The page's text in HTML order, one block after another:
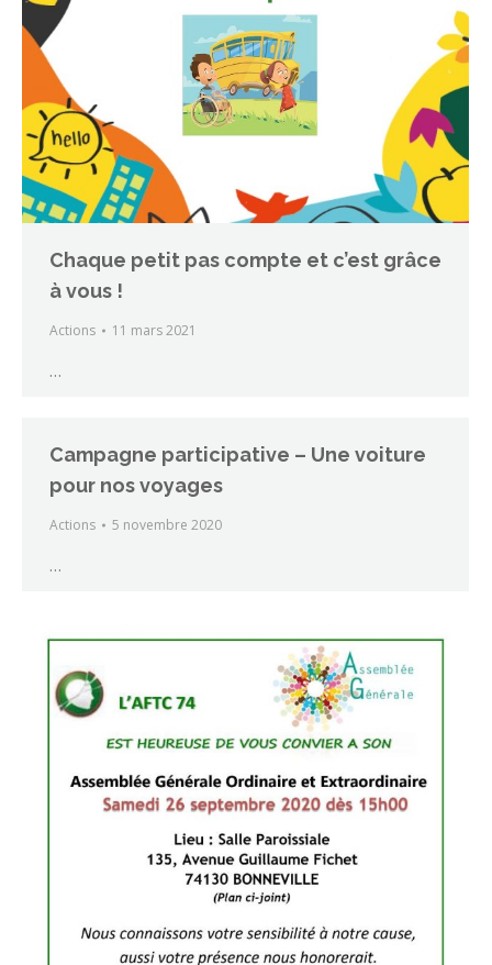
Chaque petit pas compte et c’est grâce
à vous !
Actions 11 mars 2021
…
Campagne participative – Une voiture
pour nos voyages
Actions 5 novembre 2020
…